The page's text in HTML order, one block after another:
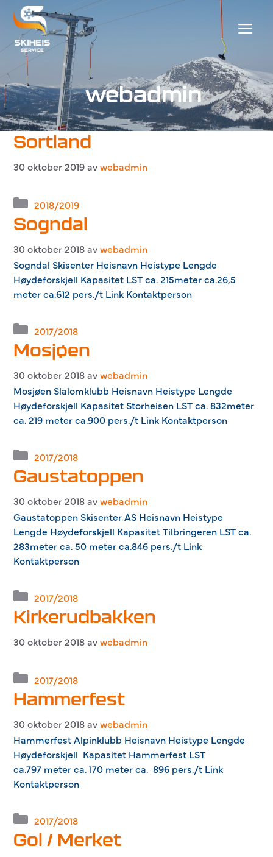
Hopp
innhold
webadmin
Sortland
30 oktober 2019 avwebadmin
Kategorier
2018/2019
Sogndal
30 oktober 2018 avwebadmin
Sogndal Skisenter Heisnavn Heistype Lengde
Høydeforskjell Kapasitet LST ca. 215meter ca.26,5
meter ca.612 pers./t Link Kontaktperson
Kategorier
2017/2018
Mosjøen
30 oktober 2018 avwebadmin
Mosjøen Slalomklubb Heisnavn Heistype Lengde
Høydeforskjell Kapasitet Storheisen LST ca. 832meter
ca. 219 meter ca.900 pers./t Link Kontaktperson
Kategorier
2017/2018
Gaustatoppen
30 oktober 2018 avwebadmin
Gaustatoppen Skisenter AS Heisnavn Heistype
Lengde Høydeforskjell Kapasitet Tilbringeren LST ca.
283meter ca. 50 meter ca.846 pers./t Link
Kontaktperson
Kategorier
2017/2018
Kirkerudbakken
30 oktober 2018 avwebadmin
Kategorier
2017/2018
Hammerfest
30 oktober 2018 avwebadmin
Hammerfest Alpinklubb Heisnavn Heistype Lengde
Høydeforskjell Kapasitet Hammerfest LST
ca.797 meter ca. 170 meter ca. 896 pers./t Link
Kontaktperson
Kategorier
2017/2018
Gol / Merket